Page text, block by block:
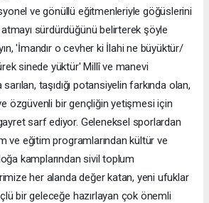
ve gönüllü eğitmenleriyle göğüslerini
sürdürdüğünü belirterek şöyle
'İmandır o cevher ki İlahi ne büyüktür/
sinede yüktür' Millî ve manevi
sarılan, taşıdığı potansiyelin farkında olan,
özgüvenli bir gençliğin yetişmesi için
sarf ediyor. Geleneksel sporlardan
ve eğitim programlarından kültür ve
kamplarından sivil toplum
her alanda değer katan, yeni ufuklar
bir geleceğe hazırlayan çok önemli